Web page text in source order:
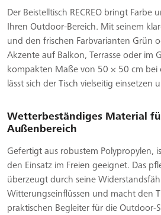
Der Beistelltisch RECREO bringt Farbe
Ihren Outdoor-Bereich. Mit seinem
und den frischen Farbvarianten Grün
Akzente auf Balkon, Terrasse oder im
kompakten Maße von 50 × 50 cm bei
lässt sich der Tisch vielseitig einsetzen
Wetterbeständiges Material
Außenbereich
Gefertigt aus robustem Polypropylen,
den Einsatz im Freien geeignet. Das
überzeugt durch seine
Witterungseinflüssen und macht den
praktischen Begleiter für die Outdoor-